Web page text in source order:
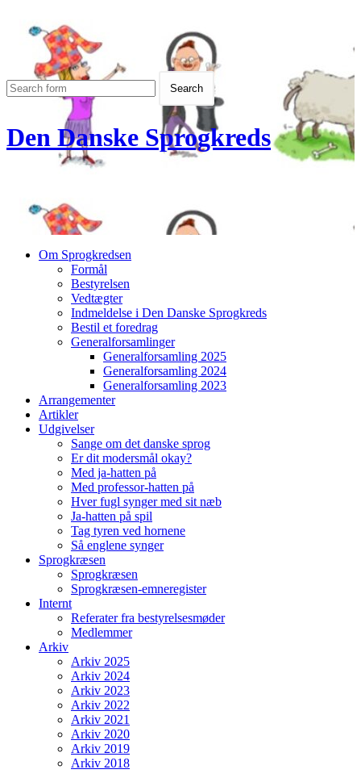
Den Danske Sprogkreds
Om Sprogkredsen
Formål
Bestyrelsen
Vedtægter
Indmeldelse i Den Danske Sprogkreds
Bestil et foredrag
Generalforsamlinger
Generalforsamling 2025
Generalforsamling 2024
Generalforsamling 2023
Arrangementer
Artikler
Udgivelser
Sange om det danske sprog
Er dit modersmål okay?
Med ja-hatten på
Med professor-hatten på
Hver fugl synger med sit næb
Ja-hatten på spil
Tag tyren ved hornene
Så englene synger
Sprogkræsen
Sprogkræsen
Sprogkræsen-emneregister
Internt
Referater fra bestyrelsesmøder
Medlemmer
Arkiv
Arkiv 2025
Arkiv 2024
Arkiv 2023
Arkiv 2022
Arkiv 2021
Arkiv 2020
Arkiv 2019
Arkiv 2018